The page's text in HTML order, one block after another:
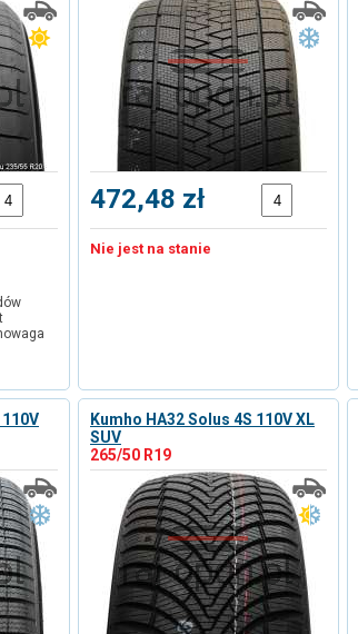
472,48 zł
Nie jest na stanie
Kumho HA32 Solus 4S 110V XL
SUV
265/50 R19